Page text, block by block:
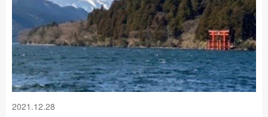
2021.12.28